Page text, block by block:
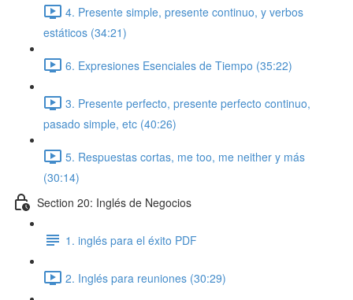
4. Presente simple, presente continuo, y verbos
estáticos (34:21)
6. Expresiones Esenciales de Tiempo (35:22)
3. Presente perfecto, presente perfecto continuo,
pasado simple, etc (40:26)
5. Respuestas cortas, me too, me neither y más
(30:14)
Section 20: Inglés de Negocios
1. inglés para el éxito PDF
2. Inglés para reuniones (30:29)